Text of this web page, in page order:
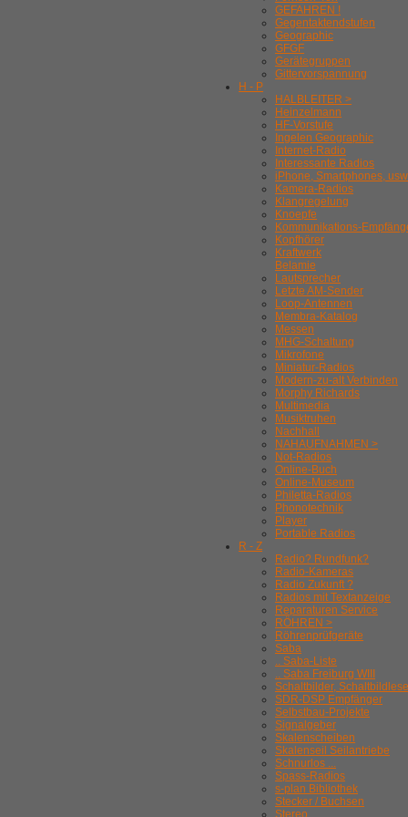
GEFAHREN !
Gegentaktendstufen
Geographic
GFGF
Gerätegruppen
Gittervorspannung
H - P
HALBLEITER >
Heinzelmann
HF-Vorstufe
Ingelen Geographic
Internet-Radio
Interessante Radios
iPhone, Smartphones,
Kamera-Radios
Klangregelung
Knoepfe
Kommunikations-
Kopfhörer
Kraftwerk
Belamie
Lautsprecher
Letzte AM-Sender
Loop-Antennen
Membra-Katalog
Messen
MHG-Schaltung
Mikrofone
Miniatur-Radios
Modern-zu-alt Verbinden
Morphy Richards
Multimedia
Musiktruhen
Nachhall
NAHAUFNAHMEN >
Not-Radios
Online-Buch
Online-Museum
Philetta-Radios
Phonotechnik
Player
Portable Radios
R - Z
Radio? Rundfunk?
Radio-Kameras
Radio Zukunft ?
Radios mit Textanzeige
Reparaturen Service
RÖHREN >
Röhrenprüfgeräte
Saba
.. Saba-Liste
.. Saba Freiburg WIII
Schaltbilder,
SDR-DSP Empfänger
Selbstbau-Projekte
Signalgeber
Skalenscheiben
Skalenseil Seilantriebe
Schnurlos ...
Spass-Radios
s-plan Bibliothek
Stecker / Buchsen
Stereo